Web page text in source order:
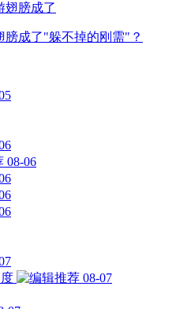
成了"躲不掉的刚需"？
08-06
08-07